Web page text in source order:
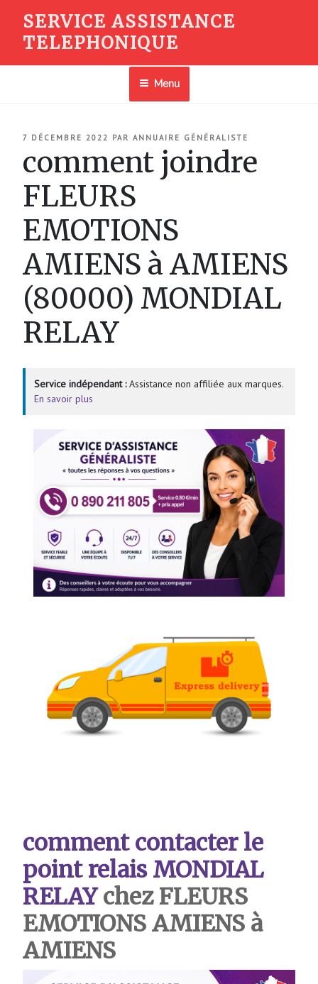
contenu
SERVICE ASSISTANCE
TELEPHONIQUE
Menu
PUBLIÉ
7 DÉCEMBRE 2022 PAR ANNUAIRE GÉNÉRALISTE
comment joindre
FLEURS
EMOTIONS
AMIENS à AMIENS
(80000) MONDIAL
RELAY
Service indépendant :Assistance non affiliée aux marques.
En savoir plus
comment contacter le
point relais MONDIAL
RELAYchez FLEURS
EMOTIONS AMIENS à
AMIENS